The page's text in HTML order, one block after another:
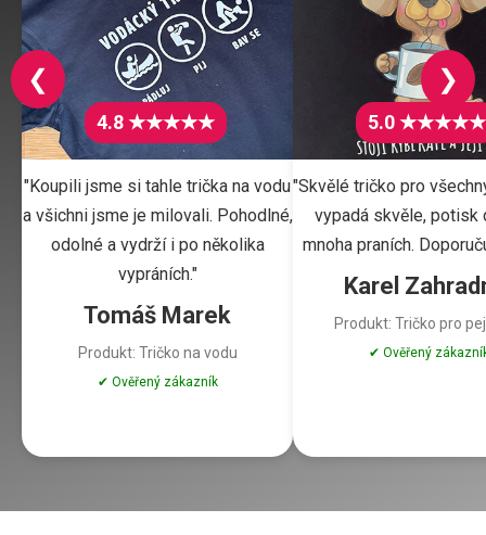
4.8 ★★★★★
"Koupili jsme si tahle trička na vodu
a všichni jsme je milovali. Pohodlné,
odolné a vydrží i po několika
vypráních."
Tomáš Marek
Produkt: Tričko na vodu
✔ Ověřený zákazník
5.0 ★★★★★
"Skvělé tričko pro
vypadá skvěle, potisk
mnoha praních.
Karel
Produkt: Tričko pro
✔ Ověřený
❮ ❯